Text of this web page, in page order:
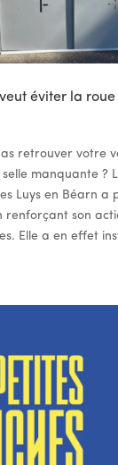
éviter la roue
retrouver votre
selle manquante ?
Luys en Béarn a
renforçant son
Elle a en effet